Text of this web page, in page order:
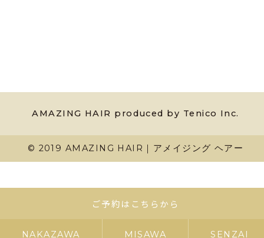
AMAZING HAIR produced by Tenico Inc.
© 2019 AMAZING HAIR｜アメイジング ヘアー
ご予約はこちらから
NAKAZAWA MISAWA SENZAI